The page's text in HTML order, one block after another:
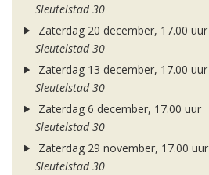
Sleutelstad 30
Zaterdag 20 december, 17.00 uur
Sleutelstad 30
Zaterdag 13 december, 17.00 uur
Sleutelstad 30
Zaterdag 6 december, 17.00 uur
Sleutelstad 30
Zaterdag 29 november, 17.00 uur
Sleutelstad 30